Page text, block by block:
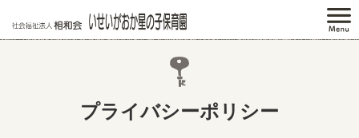
プライバシーポリシー